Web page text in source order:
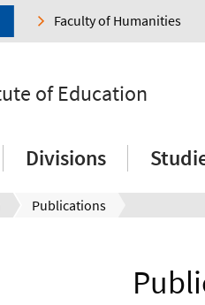
Faculty of Humanities
of Education
Divisions
Publications